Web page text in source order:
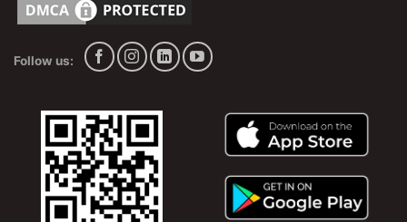
trường, máy lạnh tủ đứng, máy lạnh âm tường và bơm
ga R22, ga R32, ga R410A
Follow us: